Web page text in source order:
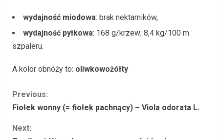
wydajność miodowa: brak nektarników,
wydajność pyłkowa: 168 g/krzew; 8,4 kg/100 m
szpaleru.
A kolor obnóży to: oliwkowożółty
C
Previous:
Fiołek wonny (= fiołek pachnący) – Viola odorata L.
Next: